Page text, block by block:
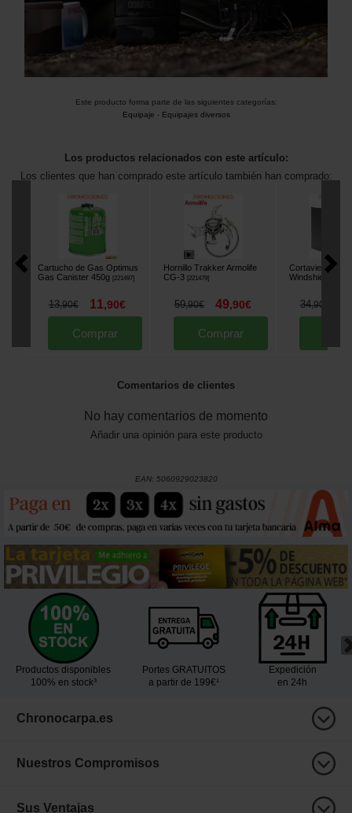
Este producto forma parte de las siguientes categorías:
Equipaje - Equipajes diversos
Los productos relacionados con este artículo:
Los clientes que han comprado este artículo también han comprado:
Cartucho de Gas Optimus
Gas Canister 450g [221497]
13,90€ 11,90€
Comprar
Hornillo Trakker Armolife
CG-3 [221479]
59,90€ 49,90€
Comprar
Cortavientos
Windshield
34,90
Comentarios de clientes
No hay comentarios de momento
Añadir una opinión para este producto
EAN: 5060929023820
Productos disponibles
100% en stock³
Portes GRATUITOS
a partir de 199€¹
Expedición
en 24h
Chronocarpa.es
Nuestros Compromisos
Sus Ventajas